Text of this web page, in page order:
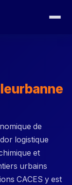
de
logistique
et
urbains
CACES y est